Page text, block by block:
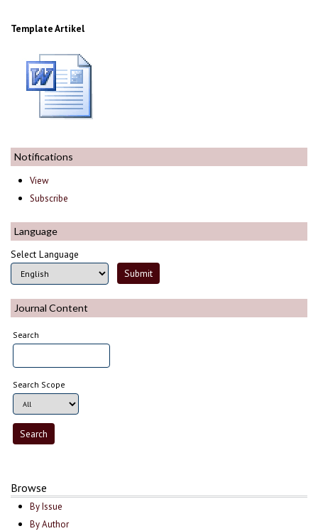
Template Artikel
Notifications
View
Subscribe
Language
Select Language
Journal Content
Search
Search Scope
Browse
By Issue
By Author